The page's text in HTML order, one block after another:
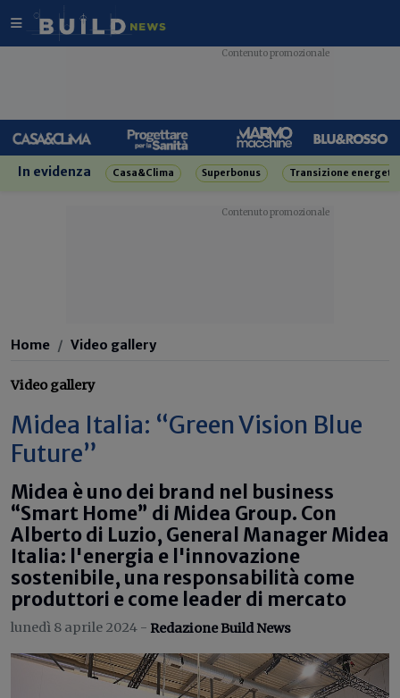
In evidenza Casa&Clima Superbonus Transizione
Home Video gallery
Video gallery
Midea Italia: “Green Vision Blue
Future”
Midea è uno dei brand nel business
“Smart Home” di Midea Group. Con
Alberto di Luzio, General Manager Midea
Italia: l'energia e l'innovazione
sostenibile, una responsabilità come
produttori e come leader di mercato
lunedì 8 aprile 2024 - Redazione Build News